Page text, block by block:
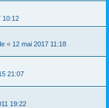
10:12
« 12 mai 2017 11:18
21:07
19:22